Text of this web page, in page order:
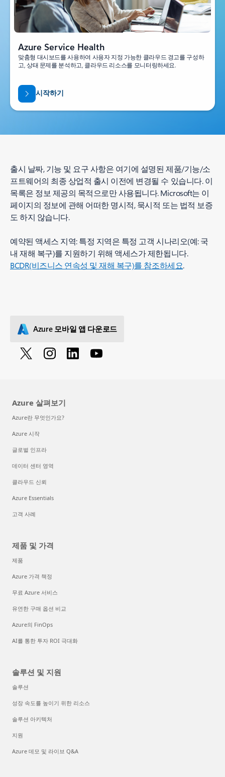
Azure Service Health
맞춤형 대시보드를 사용하여 사용자 지정 가능한 클라우드 경고를 구성하
고, 상태 문제를 분석하고, 클라우드 리소스를 모니터링하세요.
시작하기
출시 날짜, 기능 및 요구 사항은 여기에 설명된 제품/기능/소
프트웨어의 최종 상업적 출시 이전에 변경될 수 있습니다. 이
목록은 정보 제공의 목적으로만 사용됩니다. Microsoft는 이
페이지의 정보에 관해 어떠한 명시적, 묵시적 또는 법적 보증
도 하지 않습니다.
예약된 액세스 지역: 특정 지역은 특정 고객 시나리오(예: 국
내 재해 복구)를 지원하기 위해 액세스가 제한됩니다.
BCDR(비즈니스 연속성 및 재해 복구)를 참조하세요.
Azure 모바일 앱 다운로드
Azure 살펴보기
Azure란 무엇인가요?
Azure 시작
글로벌 인프라
데이터 센터 영역
클라우드 신뢰
Azure Essentials
고객 사례
제품 및 가격
제품
Azure 가격 책정
무료 Azure 서비스
유연한 구매 옵션 비교
Azure의 FinOps
AI를 통한 투자 ROI 극대화
솔루션 및 지원
솔루션
성장 속도를 높이기 위한 리소스
솔루션 아키텍처
지원
Azure 데모 및 라이브 Q&A